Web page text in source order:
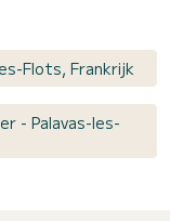
Flots, Frankrijk
- Palavas-les-